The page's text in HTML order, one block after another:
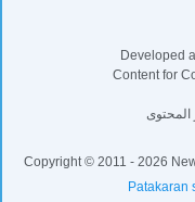
Developed
Content for
Copyright © 2011 - 2026
Patakaran